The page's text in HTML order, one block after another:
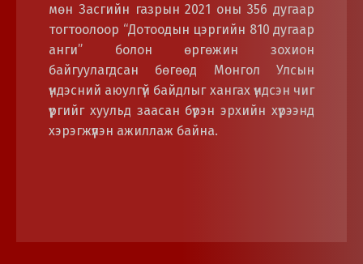
мөн Засгийн газрын 2021 оны 356 дугаар
тогтоолоор “Дотоодын цэргийн 810 дугаар
анги” болон өргөжин зохион
байгуулагдсан бөгөөд Монгол Улсын
үндэсний аюулгүй байдлыг хангах үндсэн чиг
үүргийг хуульд заасан бүрэн эрхийн хүрээнд
хэрэгжүүлэн ажиллаж байна.